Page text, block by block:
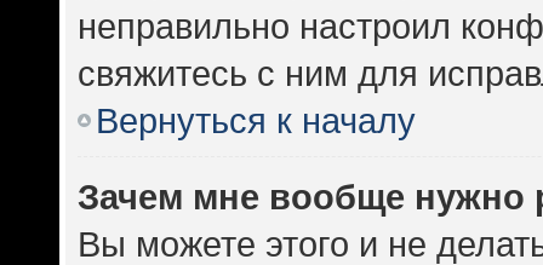
неправильно настроил
свяжитесь с ним для
Вернуться к началу
Зачем мне вообще нужно
Вы можете этого и не